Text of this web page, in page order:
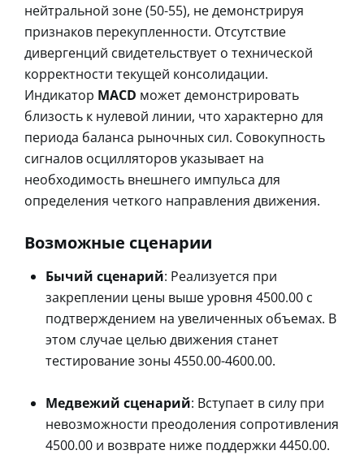
нейтральной зоне (50-55), не демонстрируя
признаков перекупленности. Отсутствие
дивергенций свидетельствует о технической
корректности текущей консолидации.
Индикатор MACD может демонстрировать
близость к нулевой линии, что характерно для
периода баланса рыночных сил. Совокупность
сигналов осцилляторов указывает на
необходимость внешнего импульса для
определения четкого направления движения.
Возможные сценарии
Бычий сценарий: Реализуется при
закреплении цены выше уровня 4500.00 с
подтверждением на увеличенных объемах. В
этом случае целью движения станет
тестирование зоны 4550.00-4600.00.
Медвежий сценарий: Вступает в силу при
невозможности преодоления сопротивления
4500.00 и возврате ниже поддержки 4450.00.